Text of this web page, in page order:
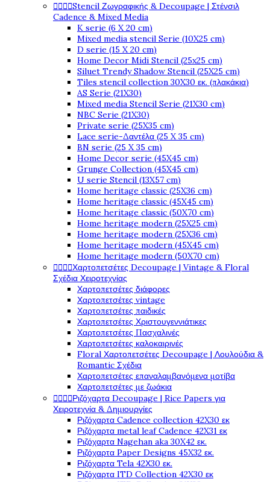
Stencil Ζωγραφικής & Decoupage | Στένσιλ
Cadence & Mixed Media
K serie (6 X 20 cm)
Mixed media stencil Serie (10X25 cm)
D serie (15 X 20 cm)
Home Decor Midi Stencil (25x25 cm)
Siluet Trendy Shadow Stencil (25X25 cm)
Tiles stencil collection 30X30 εκ. (πλακάκια)
AS Serie (21X30)
Mixed media Stencil Serie (21X30 cm)
NBC Serie (21X30)
Private serie (25X35 cm)
Lace serie-Δαντέλα (25 X 35 cm)
BN serie (25 X 35 cm)
Home Decor serie (45X45 cm)
Grunge Collection (45X45 cm)
U serie Stencil (13X57 cm)
Home heritage classic (25X36 cm)
Home heritage classic (45X45 cm)
Home heritage classic (50X70 cm)
Home heritage modern (25X25 cm)
Home heritage modern (25X36 cm)
Home heritage modern (45X45 cm)
Home heritage modern (50X70 cm)
Χαρτοπετσέτες Decoupage | Vintage & Floral
Σχέδια Χειροτεχνίας
Χαρτοπετσέτες διάφορες
Χαρτοπετσέτες vintage
Χαρτοπετσέτες παιδικές
Χαρτοπετσέτες Χριστουγεννιάτικες
Χαρτοπετσέτες Πασχαλινές
Χαρτοπετσέτες καλοκαιρινές
Floral Χαρτοπετσέτες Decoupage | Λουλούδια &
Romantic Σχέδια
Χαρτοπετσέτες επαναλαμβανόμενα μοτίβα
Χαρτοπετσέτες με ζωάκια
Ριζόχαρτα Decoupage | Rice Papers για
Χειροτεχνία & Δημιουργίες
Ριζόχαρτα Cadence collection 42X30 εκ
Ριζόχαρτα metal leaf Cadence 42X31 εκ
Ριζόχαρτα Nagehan aka 30X42 εκ.
Ριζόχαρτα Paper Designs 45X32 εκ.
Ριζόχαρτα Tela 42Χ30 εκ.
Ριζόχαρτα ITD Collection 42X30 εκ